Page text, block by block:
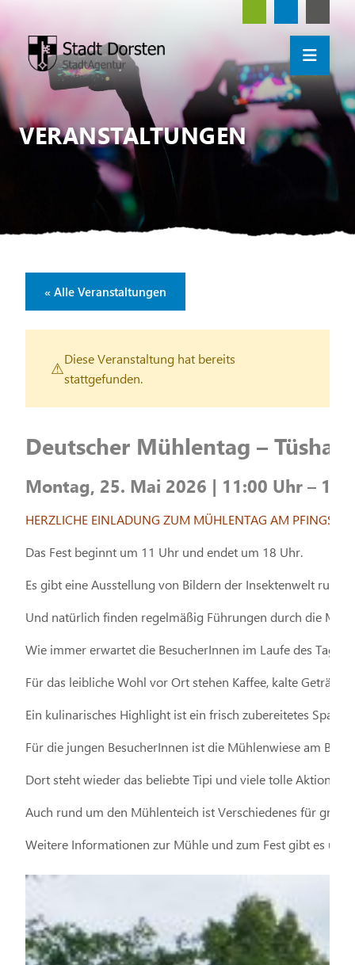
VERANSTALTUNGEN
« Alle Veranstaltungen
Diese Veranstaltung hat bereits
stattgefunden.
Deutscher Mühlentag –
Montag, 25. Mai 2026 | 11:00 Uhr –
HERZLICHE EINLADUNG ZUM MÜHLENTAG AM
Das Fest beginnt um 11 Uhr und endet um 18 Uhr.
Es gibt eine Ausstellung von Bildern der Insektenwelt rund
Und natürlich finden regelmäßig Führungen durch die
Wie immer erwartet die BesucherInnen im Laufe des
Für das leibliche Wohl vor Ort stehen Kaffee, kalte
Ein kulinarisches Highlight ist ein frisch zubereitetes
Für die jungen BesucherInnen ist die Mühlenwiese am Bach
Dort steht wieder das beliebte Tipi und viele tolle Aktionen
Auch rund um den Mühlenteich ist Verschiedenes für
Weitere Informationen zur Mühle und zum Fest gibt es